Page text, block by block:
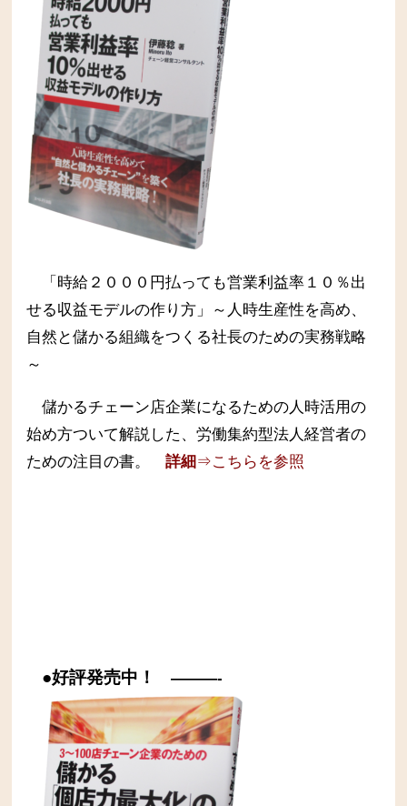
「時給２０００円払っても営業利益率１０％出
せる収益モデルの作り方」～人時生産性を高め、
自然と儲かる組織をつくる社長のための実務戦略
～
儲かるチェーン店企業になるための人時活用の
始め方ついて解説した、労働集約型法人経営者の
ための注目の書。
詳細⇒こちらを参照
●好評発売中！ ———-